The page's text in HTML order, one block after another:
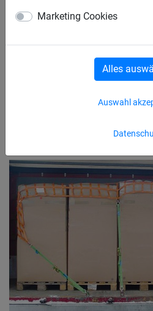
Marketing Cookies
Auswahl
Alles
Gurtbandnetz,
3025 mm